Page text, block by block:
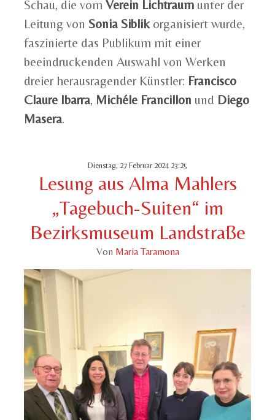
Schau, die vom Verein Lichtraum unter der
Leitung von Sonia Siblikorganisiert wurde,
faszinierte das Publikum mit einer
beeindruckenden Auswahl von Werken
dreier herausragender Künstler: Francisco
Claure Ibarra, Michéle Francillon und Diego
Masera.
Dienstag, 27 Februar 2024 23:25
Lesung aus Alma Mahlers
„Tagebuch-Suiten“ im
Bezirksmuseum Landstraße
Von Maria Taramona